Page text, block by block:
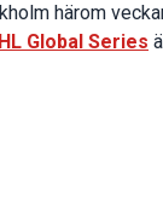
härom
Global Series